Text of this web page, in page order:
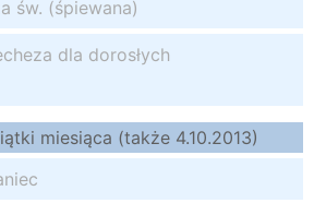
św. (śpiewana)
dla dorosłych
miesiąca (także 4.10.2013)